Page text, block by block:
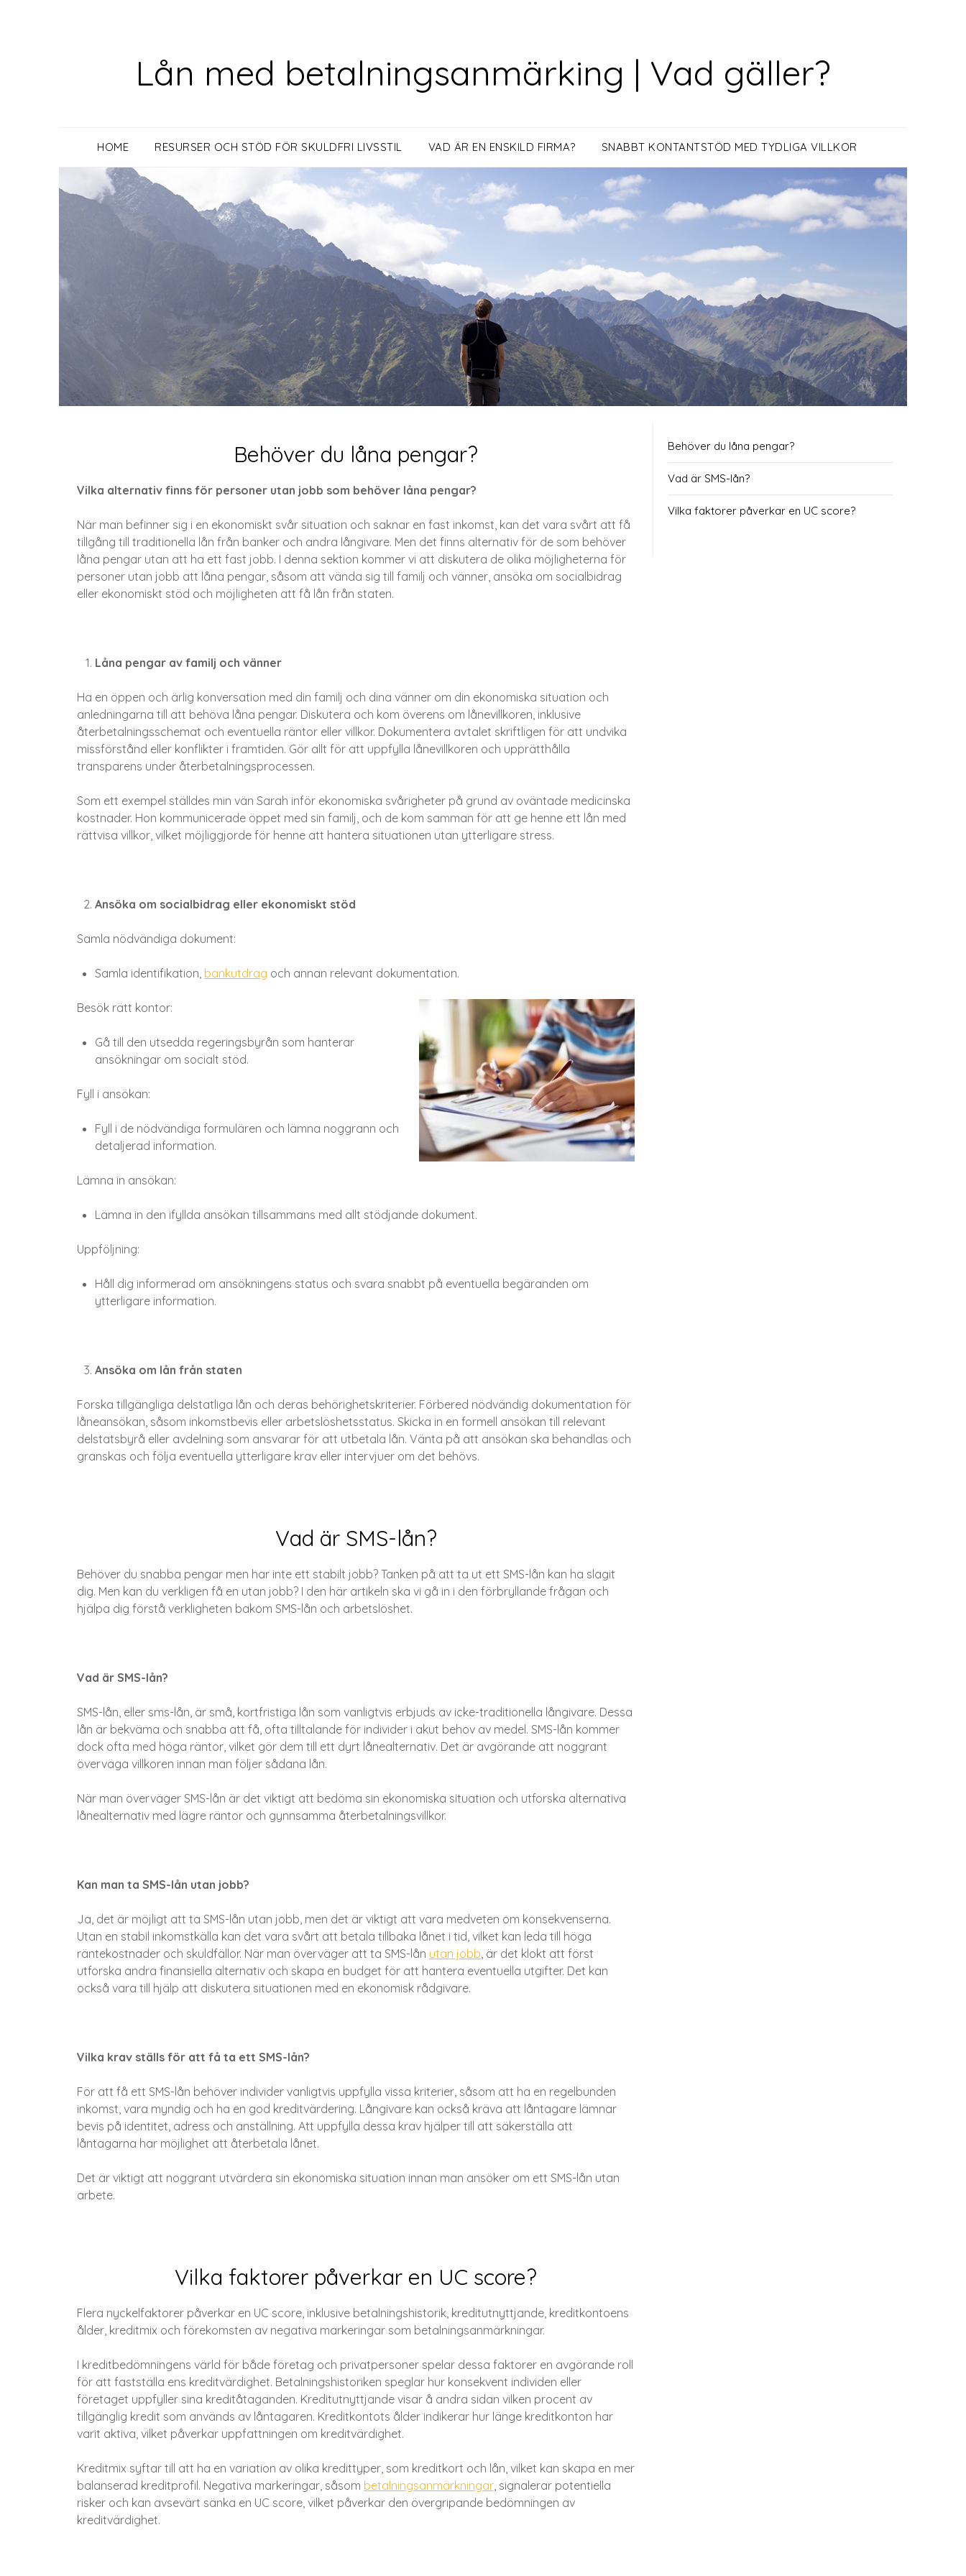
Lån med betalningsanmärking | Vad gäller?
HOME RESURSER OCH STÖD FÖR SKULDFRI LIVSSTIL VAD ÄR EN ENSKILD FIRMA? SNABBT KONTANTSTÖD MED TYDLIGA VILLKOR
Behöver du låna pengar?
Vilka alternativ finns för personer utan jobb som behöver låna pengar?
När man befinner sig i en ekonomiskt svår situation och saknar en fast inkomst, kan det vara svårt att få
tillgång till traditionella lån från banker och andra långivare. Men det finns alternativ för de som behöver
låna pengar utan att ha ett fast jobb. I denna sektion kommer vi att diskutera de olika möjligheterna för
personer utan jobb att låna pengar, såsom att vända sig till familj och vänner, ansöka om socialbidrag
eller ekonomiskt stöd och möjligheten att få lån från staten.
Låna pengar av familj och vänner
Ha en öppen och ärlig konversation med din familj och dina vänner om din ekonomiska situation och
anledningarna till att behöva låna pengar. Diskutera och kom överens om lånevillkoren, inklusive
återbetalningsschemat och eventuella räntor eller villkor. Dokumentera avtalet skriftligen för att undvika
missförstånd eller konflikter i framtiden. Gör allt för att uppfylla lånevillkoren och upprätthålla
transparens under återbetalningsprocessen.
Som ett exempel ställdes min vän Sarah inför ekonomiska svårigheter på grund av oväntade medicinska
kostnader. Hon kommunicerade öppet med sin familj, och de kom samman för att ge henne ett lån med
rättvisa villkor, vilket möjliggjorde för henne att hantera situationen utan ytterligare stress.
Ansöka om socialbidrag eller ekonomiskt stöd
Samla nödvändiga dokument:
Samla identifikation, bankutdrag och annan relevant dokumentation.
Besök rätt kontor:
Gå till den utsedda regeringsbyrån som hanterar
ansökningar om socialt stöd.
Fyll i ansökan:
Fyll i de nödvändiga formulären och lämna noggrann och
detaljerad information.
Lämna in ansökan:
Lämna in den ifyllda ansökan tillsammans med allt stödjande dokument.
Uppföljning:
Håll dig informerad om ansökningens status och svara snabbt på eventuella begäranden om
ytterligare information.
Ansöka om lån från staten
Forska tillgängliga delstatliga lån och deras behörighetskriterier. Förbered nödvändig dokumentation för
låneansökan, såsom inkomstbevis eller arbetslöshetsstatus. Skicka in en formell ansökan till relevant
delstatsbyrå eller avdelning som ansvarar för att utbetala lån. Vänta på att ansökan ska behandlas och
granskas och följa eventuella ytterligare krav eller intervjuer om det behövs.
Vad är SMS-lån?
Behöver du snabba pengar men har inte ett stabilt jobb? Tanken på att ta ut ett SMS-lån kan ha slagit
dig. Men kan du verkligen få en utan jobb? I den här artikeln ska vi gå in i den förbryllande frågan och
hjälpa dig förstå verkligheten bakom SMS-lån och arbetslöshet.
Vad är SMS-lån?
SMS-lån, eller sms-lån, är små, kortfristiga lån som vanligtvis erbjuds av icke-traditionella långivare. Dessa
lån är bekväma och snabba att få, ofta tilltalande för individer i akut behov av medel. SMS-lån kommer
dock ofta med höga räntor, vilket gör dem till ett dyrt lånealternativ. Det är avgörande att noggrant
överväga villkoren innan man följer sådana lån.
När man överväger SMS-lån är det viktigt att bedöma sin ekonomiska situation och utforska alternativa
lånealternativ med lägre räntor och gynnsamma återbetalningsvillkor.
Kan man ta SMS-lån utan jobb?
Ja, det är möjligt att ta SMS-lån utan jobb, men det är viktigt att vara medveten om konsekvenserna.
Utan en stabil inkomstkälla kan det vara svårt att betala tillbaka lånet i tid, vilket kan leda till höga
räntekostnader och skuldfällor. När man överväger att ta SMS-lån utan jobb, är det klokt att först
utforska andra finansiella alternativ och skapa en budget för att hantera eventuella utgifter. Det kan
också vara till hjälp att diskutera situationen med en ekonomisk rådgivare.
Vilka krav ställs för att få ta ett SMS-lån?
För att få ett SMS-lån behöver individer vanligtvis uppfylla vissa kriterier, såsom att ha en regelbunden
inkomst, vara myndig och ha en god kreditvärdering. Långivare kan också kräva att låntagare lämnar
bevis på identitet, adress och anställning. Att uppfylla dessa krav hjälper till att säkerställa att
låntagarna har möjlighet att återbetala lånet.
Det är viktigt att noggrant utvärdera sin ekonomiska situation innan man ansöker om ett SMS-lån utan
arbete.
Vilka faktorer påverkar en UC score?
Flera nyckelfaktorer påverkar en UC score, inklusive betalningshistorik, kreditutnyttjande, kreditkontoens
ålder, kreditmix och förekomsten av negativa markeringar som betalningsanmärkningar.
I kreditbedömningens värld för både företag och privatpersoner spelar dessa faktorer en avgörande roll
för att fastställa ens kreditvärdighet. Betalningshistoriken speglar hur konsekvent individen eller
företaget uppfyller sina kreditåtaganden. Kreditutnyttjande visar å andra sidan vilken procent av
tillgänglig kredit som används av låntagaren. Kreditkontots ålder indikerar hur länge kreditkonton har
varit aktiva, vilket påverkar uppfattningen om kreditvärdighet.
Kreditmix syftar till att ha en variation av olika kredittyper, som kreditkort och lån, vilket kan skapa en mer
balanserad kreditprofil. Negativa markeringar, såsom betalningsanmärkningar, signalerar potentiella
risker och kan avsevärt sänka en UC score, vilket påverkar den övergripande bedömningen av
kreditvärdighet.
Behöver du låna pengar?
Vad är SMS-lån?
Vilka faktorer påverkar en UC score?